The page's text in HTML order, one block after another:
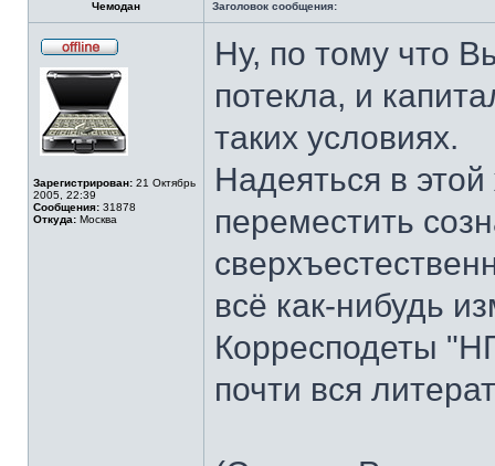
Чемодан Заголовок сообщения:
в
сети
Зарегистрирован: 21 Октябрь
2005, 22:39
Сообщения: 31878
Откуда: Москва
Ну, по тому что
потекла, и
таких условиях.
Надеяться в
переместить
всё как-нибудь
Корресподеты
почти вся